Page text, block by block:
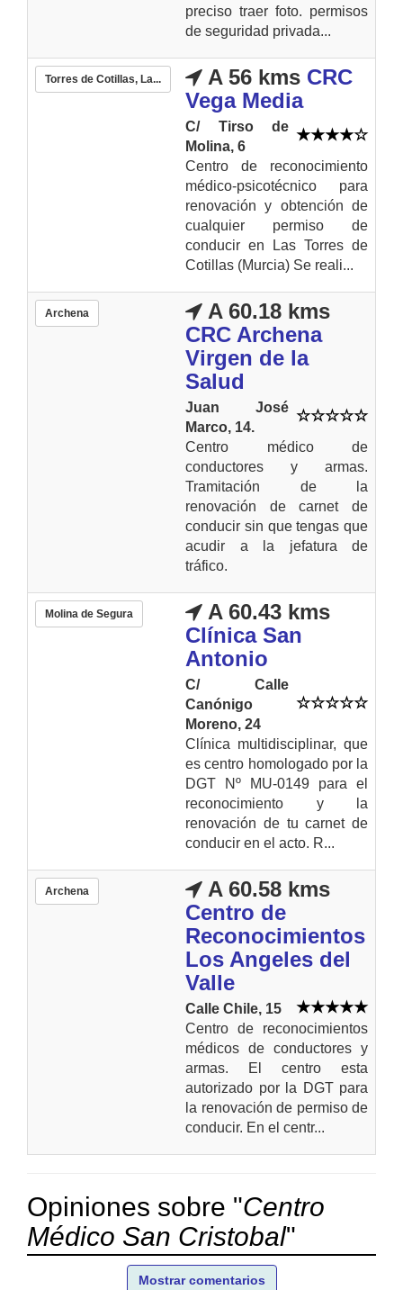
preciso traer foto. permisos
de seguridad privada...
Torres de Cotillas, La... A 56 kms CRC
Vega Media
C/ Tirso de
Molina, 6
Centro de reconocimiento
médico-psicotécnico para
renovación y obtención de
cualquier permiso de
conducir en Las Torres de
Cotillas (Murcia) Se reali...
Archena
A 60.18 kms
CRC Archena
Virgen de la
Salud
Juan José
Marco, 14.
Centro médico de
conductores y armas.
Tramitación de la
renovación de carnet de
conducir sin que tengas que
acudir a la jefatura de
tráfico.
Molina de Segura
A 60.43 kms
Clínica San
Antonio
C/ Calle
Canónigo
Moreno, 24
Clínica multidisciplinar, que
es centro homologado por la
DGT Nº MU-0149 para el
reconocimiento y la
renovación de tu carnet de
conducir en el acto. R...
Archena
A 60.58 kms
Centro de
Reconocimientos
Los Angeles del
Valle
Calle Chile, 15
Centro de reconocimientos
médicos de conductores y
armas. El centro esta
autorizado por la DGT para
la renovación de permiso de
conducir. En el centr...
Opiniones sobre "Centro
Médico San Cristobal"
Mostrar comentarios